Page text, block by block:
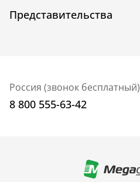
Представительства
Россия (звонок бесплатный)
8 800 555-63-42
+7 (499) 705-30-10